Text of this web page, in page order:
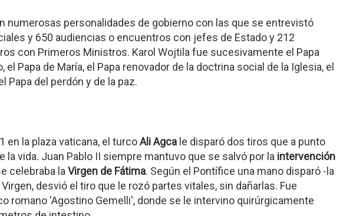
numerosas personalidades de gobierno con las que se entrevistó
y 650 audiencias o encuentros con jefes de Estado y 212
con Primeros Ministros. Karol Wojtila fue sucesivamente el Papa
el Papa de María, el Papa renovador de la doctrina social de la Iglesia, el
Papa del perdón y de la paz.
en la plaza vaticana, el turcoAli Agca le disparó dos tiros que a punto
la vida. Juan Pablo II siempre mantuvo que se salvó por la intervención
celebraba la Virgen de Fátima. Según el Pontífice una mano disparó -la
desvió el tiro que le rozó partes vitales, sin dañarlas. Fue
romano 'Agostino Gemelli', donde se le intervino quirúrgicamente